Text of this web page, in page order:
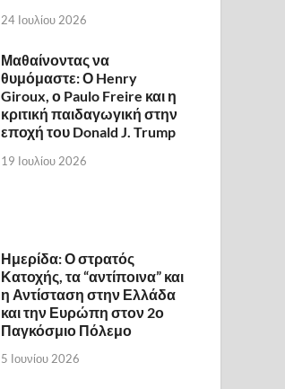
24 Ιουλίου 2026
Μαθαίνοντας να
θυμόμαστε: Ο Henry
Giroux, ο Paulo Freire και η
κριτική παιδαγωγική στην
εποχή του Donald J. Trump
19 Ιουλίου 2026
Ημερίδα: Ο στρατός
Κατοχής, τα “αντίποινα” και
η Αντίσταση στην Ελλάδα
και την Ευρώπη στον 2ο
Παγκόσμιο Πόλεμο
5 Ιουνίου 2026